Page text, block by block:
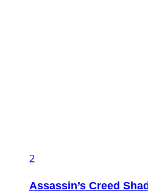
2
Assassin’s Creed